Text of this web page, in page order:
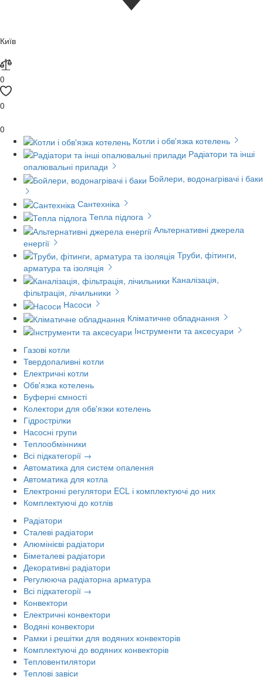
Київ
0
0
0
Котли і обв'язка котелень
Радіатори та інші
опалювальні прилади
Бойлери, водонагрівачі і баки
Сантехніка
Тепла підлога
Альтернативні джерела
енергії
Труби, фітинги,
арматура та ізоляція
Каналізація,
фільтрація, лічильники
Насоси
Кліматичне обладнання
Інструменти та аксесуари
Газові котли
Твердопаливні котли
Електричні котли
Обв'язка котелень
Буферні ємності
Колектори для обв'язки котелень
Гідрострілки
Насосні групи
Теплообмінники
Всі підкатегорії →
Автоматика для систем опалення
Автоматика для котла
Електронні регулятори ECL і комплектуючі до них
Комплектуючі до котлів
Радіатори
Сталеві радіатори
Алюмінієві радіатори
Біметалеві радіатори
Декоративні радіатори
Регулююча радіаторна арматура
Всі підкатегорії →
Конвектори
Електричні конвектори
Водяні конвектори
Рамки і решітки для водяних конвекторів
Комплектуючі до водяних конвекторів
Тепловентилятори
Теплові завіси